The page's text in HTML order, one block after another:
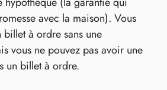
avec la maison). Vous
à ordre sans une
vous ne pouvez pas avoir une
un billet à ordre.